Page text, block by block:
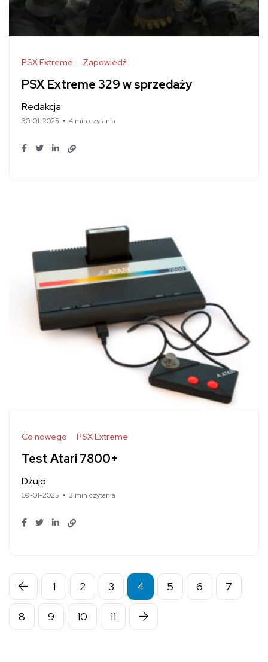
PSX Extreme Zapowiedź
PSX Extreme 329 w sprzedaży
Redakcja
30-01-2025 4 min czytania
Co nowego PSX Extreme
Test Atari 7800+
Dżujo
09-01-2025 3 min czytania
1 2 3 4 5 6 7
8 9 10 11